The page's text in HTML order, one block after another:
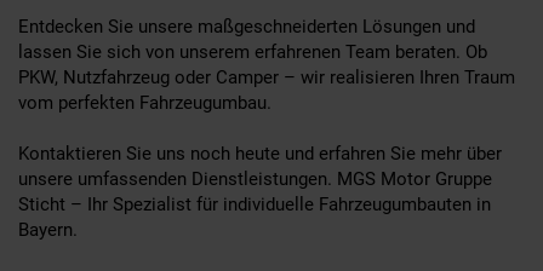
Entdecken Sie unsere maßgeschneiderten Lösungen und
lassen Sie sich von unserem erfahrenen Team beraten. Ob
PKW, Nutzfahrzeug oder Camper – wir realisieren Ihren Traum
vom perfekten Fahrzeugumbau.
Kontaktieren Sie uns noch heute und erfahren Sie mehr über
unsere umfassenden Dienstleistungen. MGS Motor Gruppe
Sticht – Ihr Spezialist für individuelle Fahrzeugumbauten in
Bayern.